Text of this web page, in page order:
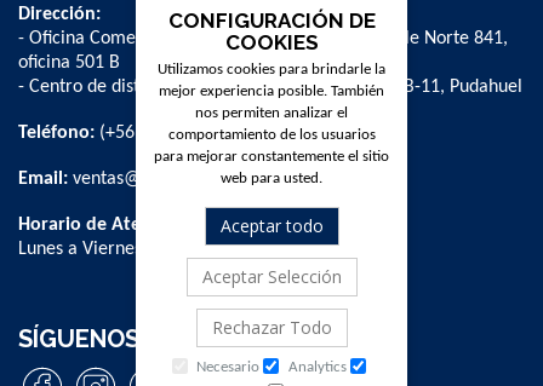
Dirección:
- Oficina Comercial y administrativa: Avenida Valle Norte 841,
oficina 501 B
- Centro de distribución: La Farfana 500, bodega B-11, Pudahuel
Teléfono: (+56 2) 2 584 8900
Email: ventas@dpschile.cl
Horario de Atención:
Lunes a Viernes / 09:00 a 16:00 hrs
SÍGUENOS
CONFIGURACIÓN DE
COOKIES
Utilizamos cookies para brindarle la
mejor experiencia posible. También
nos permiten analizar el
comportamiento de los usuarios
para mejorar constantemente el sitio
web para usted.
Aceptar todo
Aceptar Selección
Rechazar Todo
Necesario
Analytics